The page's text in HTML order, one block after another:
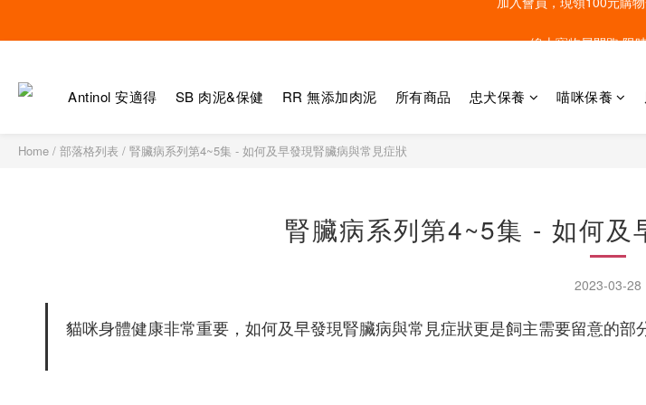
Antinol 安適得 SB 肉泥&保健 RR 無添加肉泥 所有商品 忠犬保養 喵咪保養
Home / 部落格列表 / 腎臟病系列第4~5集 - 如何及早發現腎臟病與常見症狀
腎臟病系列第4~5集 - 如何及
2023-03-28
貓咪身體健康非常重要，如何及早發現腎臟病與常見症狀更是飼主需要留意的部